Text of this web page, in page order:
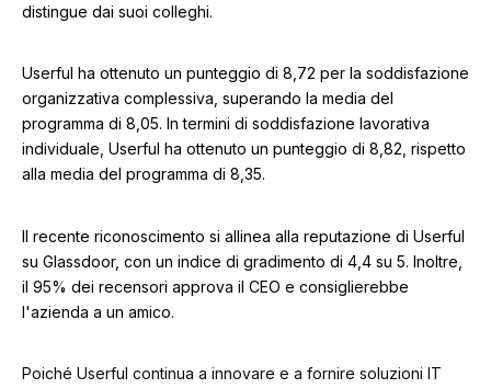
distingue dai suoi colleghi.
Userful ha ottenuto un punteggio di 8,72 per la soddisfazione
organizzativa complessiva, superando la media del
programma di 8,05. In termini di soddisfazione lavorativa
individuale, Userful ha ottenuto un punteggio di 8,82, rispetto
alla media del programma di 8,35.
Il recente riconoscimento si allinea alla reputazione di Userful
su Glassdoor, con un indice di gradimento di 4,4 su 5. Inoltre,
il 95% dei recensori approva il CEO e consiglierebbe
l'azienda a un amico.
Poiché Userful continua a innovare e a fornire soluzioni IT